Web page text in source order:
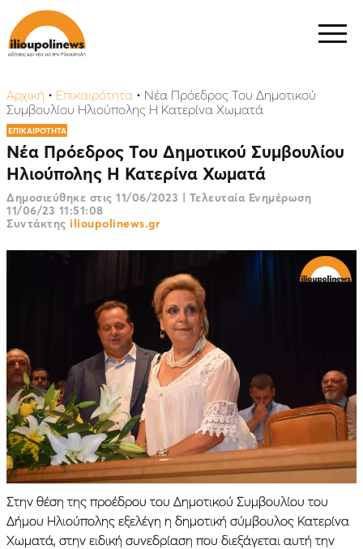
Αρχική • Επικαιρότητα • Nέα Πρόεδρος Του Δημοτικού
Συμβουλίου Ηλιούπολης Η Κατερίνα Χωματά
ΕΠΙΚΑΙΡΟΤΗΤΑ
Nέα Πρόεδρος Του Δημοτικού Συμβουλίου
Ηλιούπολης Η Κατερίνα Χωματά
Δημοσιεύθηκε στις 11/06/2023 | Τελευταία Ενημέρωση
11/06/23 11:51:08
Συντάκτης ilioupolinews.gr
Στην θέση της προέδρου του Δημοτικού Συμβουλίου του
Δήμου Ηλιούπολης εξελέγη η δημοτική σύμβουλος Κατερίνα
Χωματά, στην ειδική συνεδρίαση που διεξάγεται αυτή την